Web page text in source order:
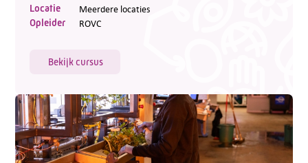
Locatie Meerdere locaties
Opleider ROVC
Bekijk cursus